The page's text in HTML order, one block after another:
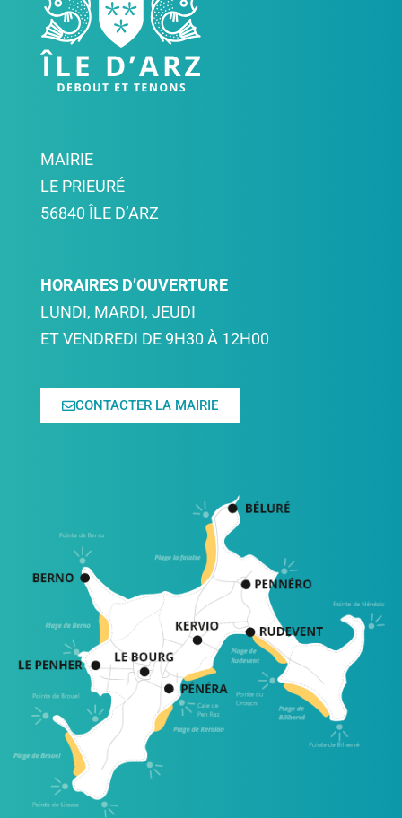
MAIRIE
LE PRIEURÉ
56840 ÎLE D’ARZ
HORAIRES D’OUVERTURE
LUNDI, MARDI, JEUDI
ET VENDREDI DE 9H30 À 12H00
CONTACTER LA MAIRIE